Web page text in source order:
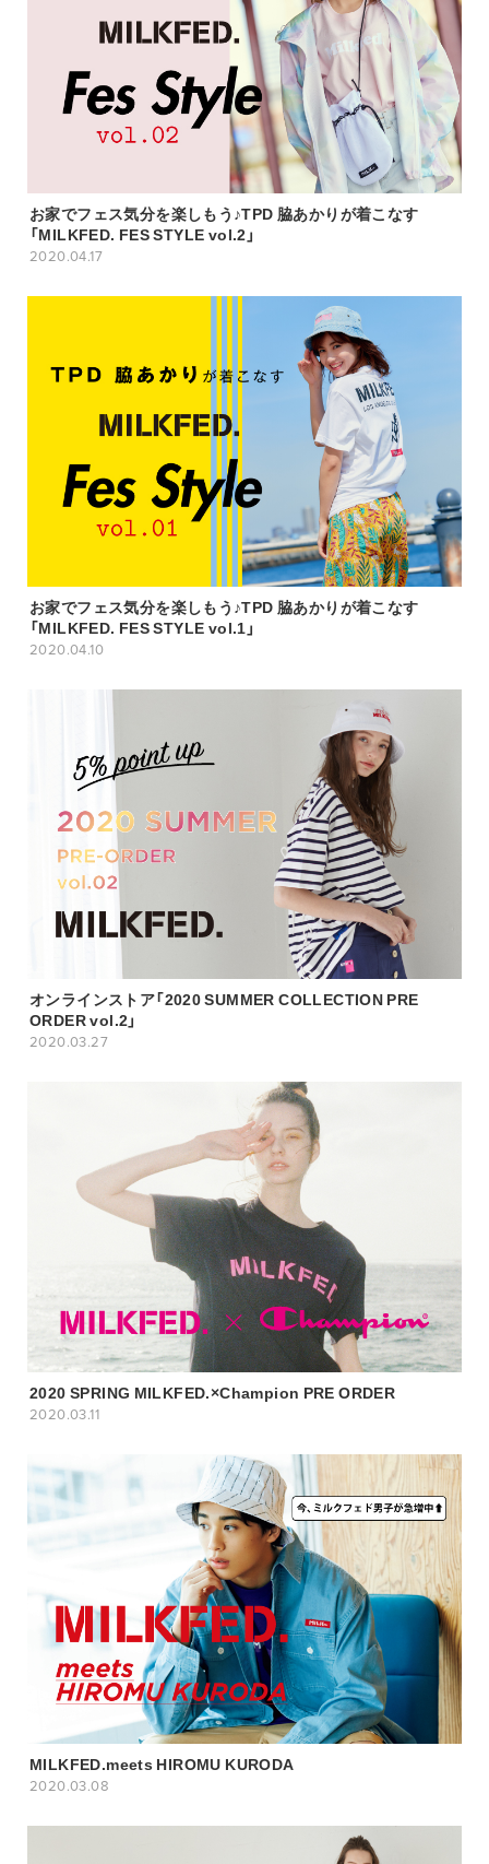
お家でフェス気分を楽しもう♪TPD 脇あかりが着こなす
「MILKFED. FES STYLE vol.2」
2020.04.17
お家でフェス気分を楽しもう♪TPD 脇あかりが着こなす
「MILKFED. FES STYLE vol.1」
2020.04.10
オンラインストア「2020 SUMMER COLLECTION PRE
ORDER vol.2」
2020.03.27
2020 SPRING MILKFED.×Champion PRE ORDER
2020.03.11
MILKFED.meets HIROMU KURODA
2020.03.08